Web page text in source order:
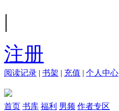
|
注册
阅读记录 | 书架 | 充值 | 个人中心
首页 书库 福利 男频 作者专区